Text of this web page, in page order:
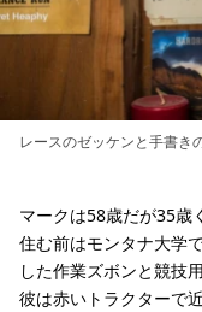
レースのゼッケンと手書き
マークは58歳だが35歳
住む前はモンタナ大学
した作業ズボンと競技
彼は赤いトラクターで